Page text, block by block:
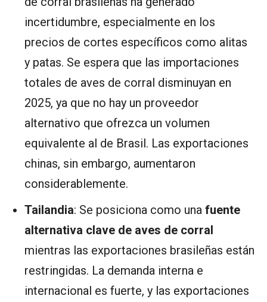
incertidumbre, especialmente en los
precios de cortes específicos como alitas
y patas. Se espera que las importaciones
totales de aves de corral disminuyan en
2025, ya que no hay un proveedor
alternativo que ofrezca un volumen
equivalente al de Brasil. Las exportaciones
chinas, sin embargo, aumentaron
considerablemente.
Tailandia: Se posiciona como una fuente
alternativa clave de aves de corral
mientras las exportaciones brasileñas están
restringidas. La demanda interna e
internacional es fuerte, y las exportaciones